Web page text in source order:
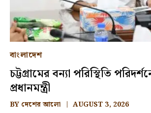
বাংলাদেশ
চট্টগ্রামের বন্যা পরিস্থিতি
প্রধানমন্ত্রী
BY দেশের আলো AUGUST 3, 2026